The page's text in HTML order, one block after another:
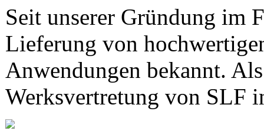
Seit unserer Gründung im
Lieferung von
Anwendungen bekannt.
Werksvertretung von SLF